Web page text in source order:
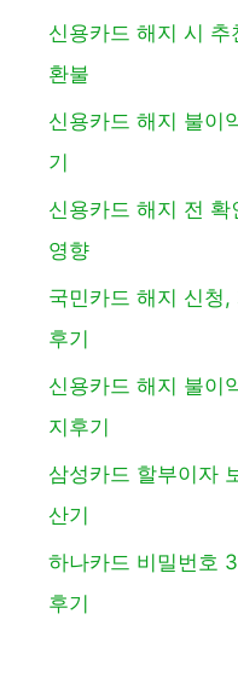
신용카드 해지 시
환불
신용카드 해지 불이
기
신용카드 해지 전
영향
국민카드 해지 신청
후기
신용카드 해지 불이
지후기
삼성카드 할부이자
산기
하나카드 비밀번호
후기